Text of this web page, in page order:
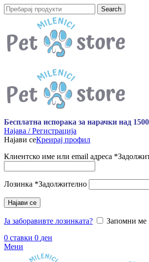
Search
Бесплатна испорака за нарачки над
Најава / Регистрација
Најави сеКреирај профил
Клиентско име или email адреса *
Лозинка *Задолжително
Најави се
Ја заборавивте лозинката?
Запомни ме
0 ставки 0 ден
Мени